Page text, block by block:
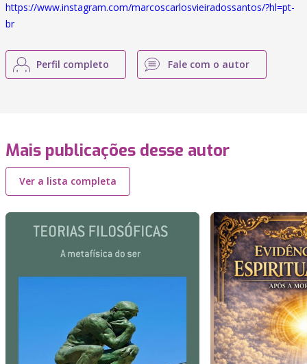
https://www.instagram.com/marcoscarlosvieiradossantos/?hl=pt-
br
Perfil completo Fale com o autor
Mais publicações desse autor
Ver a lista completa